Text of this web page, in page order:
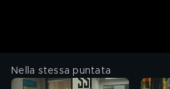
Nella stessa puntata